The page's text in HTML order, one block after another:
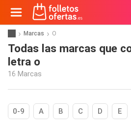
Marcas O
Todas las marcas que
letra o
16 Marcas
0-9 A B C D E